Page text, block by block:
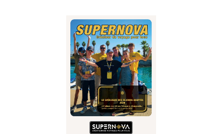
Nos équipes d'encadrement sont composées de
professionnels formés aux différents handicaps
sont en mesure d'assurer la sécurité des vacanciers jour
et nuit, lors des visites et sur le lieu d'hébergement. Nos
séjours adaptés sont conçus pourfaciliter l'inclusion de
tous les participants. Nous œuvrons pour que le
handicap ne soit pas un frein au voyage.
Nous nous engageons à ce que le planning des activités
décrites dans le catalogue lors de votre inscription au
séjour soit respecté. Sur place, des activités annexes sont
proposées aux vacanciers pour les inscrire dans une